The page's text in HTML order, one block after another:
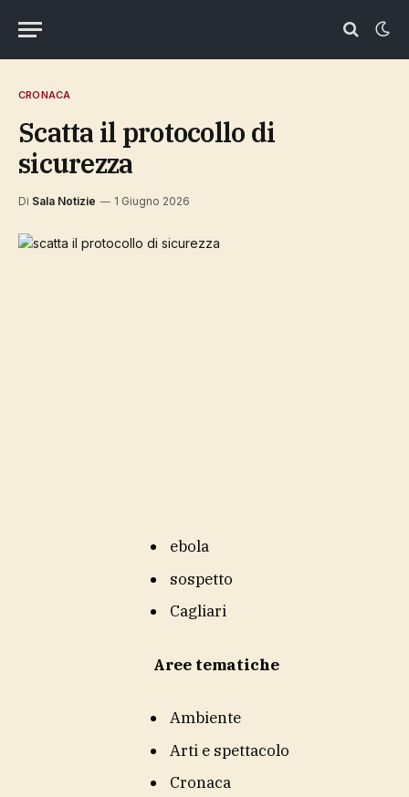
CRONACA
scatta il protocollo di
sicurezza
Di Sala Notizie 1 Giugno 2026
ebola
sospetto
Cagliari
Aree tematiche
Ambiente
Arti e spettacolo
Cronaca